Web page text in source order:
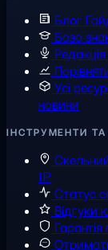
Блог
База
Усі
новини
ІНСТРУМЕНТИ ТА
IP
Статус
Відгуки